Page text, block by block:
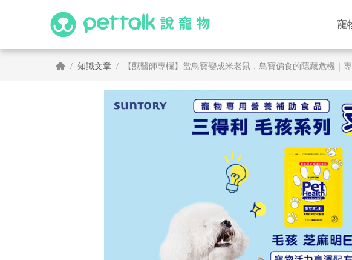
寵
知識文章 【獸醫師專欄】當鳥寶變成米老鼠，鳥寶偏食的隱藏危機｜